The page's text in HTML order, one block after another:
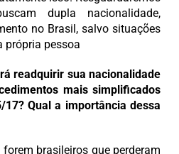
dupla nacionalidade,
no Brasil, salvo situações
própria pessoa
readquirir sua nacionalidade
mais simplificados
Qual a importância dessa
forem brasileiros que perderam